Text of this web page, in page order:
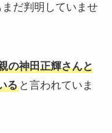
だ判明していませ
の神田正輝さんと
ると言われていま